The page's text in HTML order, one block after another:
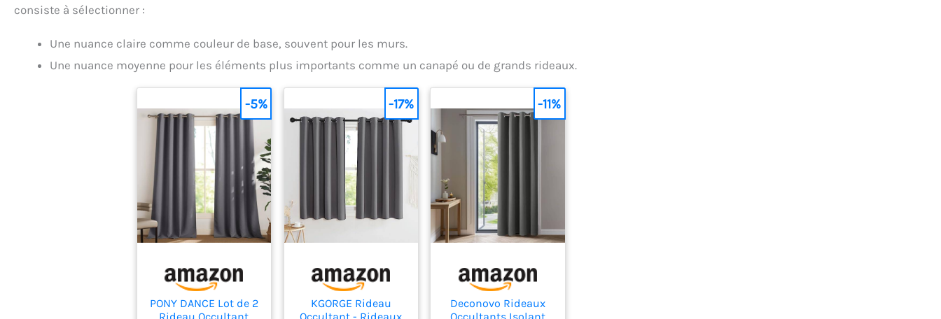
consiste à sélectionner :
Une nuance claire comme couleur de base, souvent pour les murs.
Une nuance moyenne pour les éléments plus importants comme un canapé ou de grands rideaux.
PONY DANCE Lot de 2
-5%
KGORGE Rideau
-17%
Deconovo Rideaux
-11%